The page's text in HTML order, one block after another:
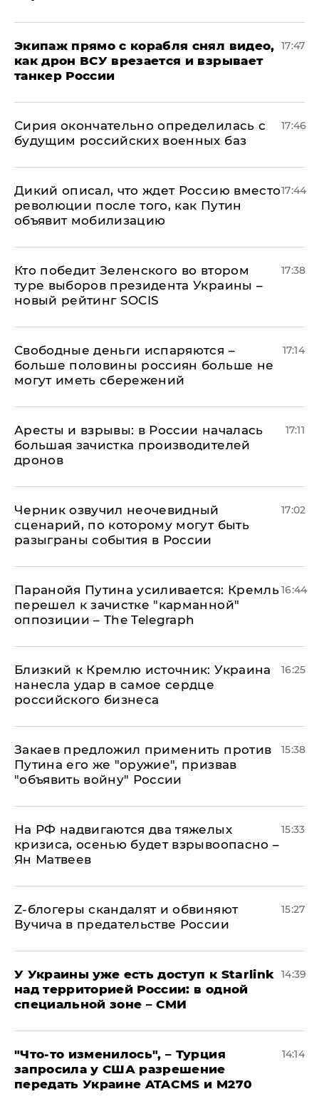
Экипаж прямо с корабля снял видео,
как дрон ВСУ врезается и взрывает
танкер России
17:47
Сирия окончательно определилась с
будущим российских военных баз
17:46
Дикий описал, что ждет Россию вместо
революции после того, как Путин
объявит мобилизацию
17:44
Кто победит Зеленского во втором
туре выборов президента Украины –
новый рейтинг SOCIS
17:38
Свободные деньги испаряются –
больше половины россиян больше не
могут иметь сбережений
17:14
Аресты и взрывы: в России началась
большая зачистка производителей
дронов
17:11
Черник озвучил неочевидный
сценарий, по которому могут быть
разыграны события в России
17:02
Паранойя Путина усиливается: Кремль
перешел к зачистке "карманной"
оппозиции – The Telegraph
16:44
Близкий к Кремлю источник: Украина
нанесла удар в самое сердце
российского бизнеса
16:25
Закаев предложил применить против
Путина его же "оружие", призвав
"объявить войну" России
15:38
На РФ надвигаются два тяжелых
кризиса, осенью будет взрывоопасно –
Ян Матвеев
15:33
Z-блогеры скандалят и обвиняют
Вучича в предательстве России
15:27
У Украины уже есть доступ к Starlink
над территорией России: в одной
специальной зоне – СМИ
14:39
​"Что-то изменилось", – Турция
запросила у США разрешение
передать Украине ATACMS и M270
14:14